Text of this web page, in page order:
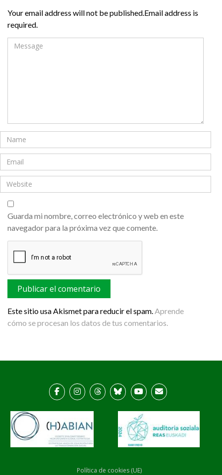
Your email address will not be published.Email address is
required.
Guarda mi nombre, correo electrónico y web en este
navegador para la próxima vez que comente.
Este sitio usa Akismet para reducir el spam. Aprende
cómo se procesan los datos de tus comentarios.
Política de cookies (UE)